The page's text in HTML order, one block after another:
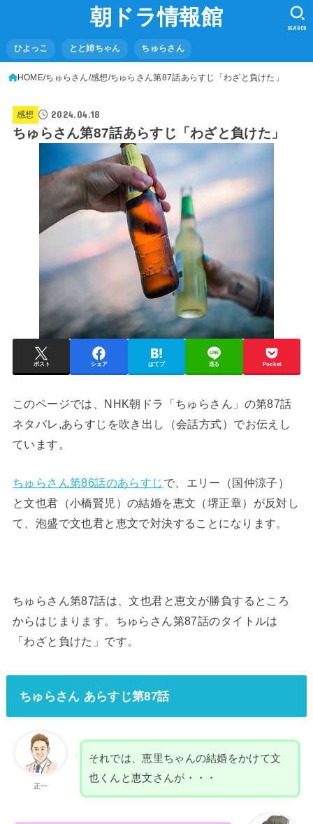
朝ドラ情報館
ひよっこ とと姉ちゃん ちゅらさん
SEARCH
HOME ちゅらさん 感想 ちゅらさん第87話あらすじ「わざと負けた」
感想 2024.04.18
ちゅらさん第87話あらすじ「わざと負けた」
ポスト シェア はてブ 送る Pocket
このページでは、NHK朝ドラ「ちゅらさん」の第87話
ネタバレ,あらすじを吹き出し（会話方式）でお伝えし
ています。
ちゅらさん第86話のあらすじ で、エリー（国仲涼子）
と文也君（小橋賢児）の結婚を恵文（堺正章）が反対し
て、泡盛で文也君と恵文で対決することになります。
ちゅらさん第87話は、文也君と恵文が勝負するところ
からはじまります。ちゅらさん第87話のタイトルは
「わざと負けた」です。
ちゅらさん あらすじ第87話
正一
それでは、恵里ちゃんの結婚をかけて文
也くんと恵文さんが・・・